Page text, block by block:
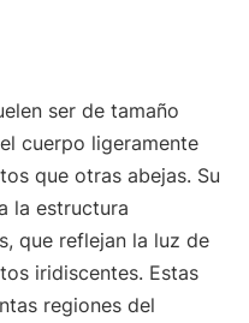
ser de tamaño
cuerpo ligeramente
que otras abejas. Su
la estructura
que reflejan la luz de
iridiscentes. Estas
regiones del